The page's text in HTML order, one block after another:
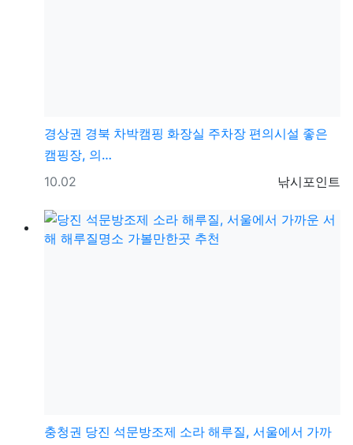
경상권 경북 차박캠핑 화장실 주차장 편의시설 좋은
캠핑장, 의…
등록자
낚시포인트
등록일
10.02
충청권 당진 석문방조제 소라 해루질, 서울에서 가까